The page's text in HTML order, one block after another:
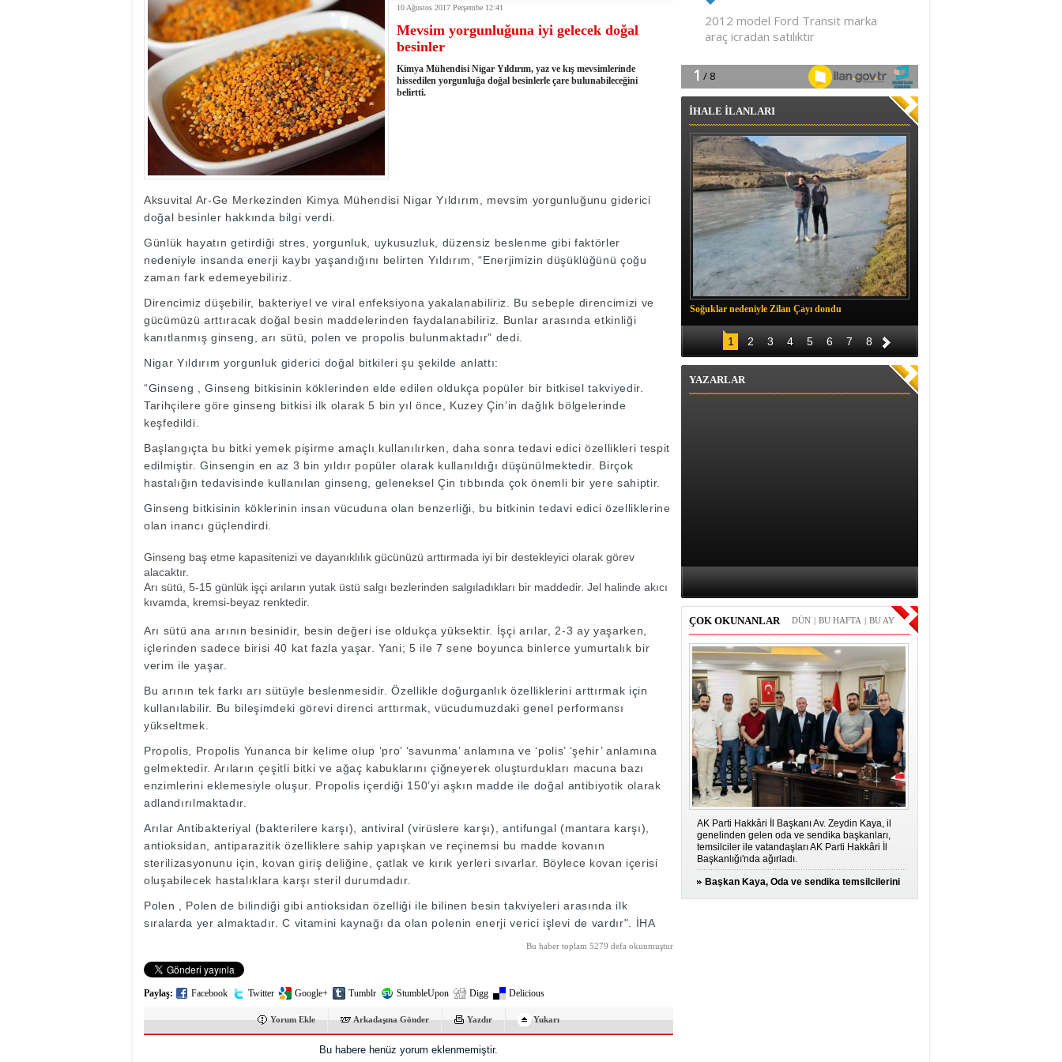
17:35 - Hakkari'ye Raftingde Çifte Gurur
- Dağcı Yüksel Işık'ın izini köylüler buldu
17:30- Hayvanlar Şarbona karşı aşılanıyor
17:27- Hakkari'de yaz ortasında kış manzarası
19:22- Cennet-Cehennem Vadisi'nde tarihi güreş finali
19:19- CHP Hakkari ve 26 il başkanını görevden aldı
19:17- Cennet Cehennem Vadisi'nde şampiyonluk mücadelesi start aldı
19:13- Bakan Yardımcısı Çelik, Aşiret Lideri Keskin'i ziyaret etti
19:10- Hakkari'de 503 kilogram Esrar ele geçirildi
19:08
- Bakan Yardımcısı Ali Çelik Hakkari’de sevgi seli
10 Ağustos 2017 Perşembe 12:41
Mevsim yorgunluğuna iyi gelecek doğal
besinler
Kimya Mühendisi Nigar Yıldırım, yaz ve kış mevsimlerinde
hissedilen yorgunluğa doğal besinlerle çare bulunabileceğini
belirtti.
Aksuvital Ar-Ge Merkezinden Kimya Mühendisi Nigar Yıldırım, mevsim yorgunluğunu giderici
doğal besinler hakkında bilgi verdi.
Günlük hayatın getirdiği stres, yorgunluk, uykusuzluk, düzensiz beslenme gibi faktörler
nedeniyle insanda enerji kaybı yaşandığını belirten Yıldırım, “Enerjimizin düşüklüğünü çoğu
zaman fark edemeyebiliriz.
Direncimiz düşebilir, bakteriyel ve viral enfeksiyona yakalanabiliriz. Bu sebeple direncimizi ve
gücümüzü arttıracak doğal besin maddelerinden faydalanabiliriz. Bunlar arasında etkinliği
kanıtlanmış ginseng, arı sütü, polen ve propolis bulunmaktadır” dedi.
Nigar Yıldırım yorgunluk giderici doğal bitkileri şu şekilde anlattı:
“Ginseng , Ginseng bitkisinin köklerinden elde edilen oldukça popüler bir bitkisel takviyedir.
Tarihçilere göre ginseng bitkisi ilk olarak 5 bin yıl önce, Kuzey Çin’in dağlık bölgelerinde
keşfedildi.
Başlangıçta bu bitki yemek pişirme amaçlı kullanılırken, daha sonra tedavi edici özellikleri tespit
edilmiştir. Ginsengin en az 3 bin yıldır popüler olarak kullanıldığı düşünülmektedir. Birçok
hastalığın tedavisinde kullanılan ginseng, geleneksel Çin tıbbında çok önemli bir yere sahiptir.
Ginseng bitkisinin köklerinin insan vücuduna olan benzerliği, bu bitkinin tedavi edici özelliklerine
olan inancı güçlendirdi.
Ginseng baş etme kapasitenizi ve dayanıklılık gücünüzü arttırmada iyi bir destekleyici olarak görev
alacaktır.
Arı sütü, 5-15 günlük işçi arıların yutak üstü salgı bezlerinden salgıladıkları bir maddedir. Jel halinde akıcı
kıvamda, kremsi-beyaz renktedir.
Arı sütü ana arının besinidir, besin değeri ise oldukça yüksektir. İşçi arılar, 2-3 ay yaşarken,
içlerinden sadece birisi 40 kat fazla yaşar. Yani; 5 ile 7 sene boyunca binlerce yumurtalık bir
verim ile yaşar.
Bu arının tek farkı arı sütüyle beslenmesidir. Özellikle doğurganlık özelliklerini arttırmak için
kullanılabilir. Bu bileşimdeki görevi direnci arttırmak, vücudumuzdaki genel performansı
yükseltmek.
Propolis, Propolis Yunanca bir kelime olup ‘pro’ ‘savunma’ anlamına ve ‘polis’ ‘şehir’ anlamına
gelmektedir. Arıların çeşitli bitki ve ağaç kabuklarını çiğneyerek oluşturdukları macuna bazı
enzimlerini eklemesiyle oluşur. Propolis içerdiği 150’yi aşkın madde ile doğal antibiyotik olarak
adlandırılmaktadır.
Arılar Antibakteriyal (bakterilere karşı), antiviral (virüslere karşı), antifungal (mantara karşı),
antioksidan, antiparazitik özelliklere sahip yapışkan ve reçinemsi bu madde kovanın
sterilizasyonunu için, kovan giriş deliğine, çatlak ve kırık yerleri sıvarlar. Böylece kovan içerisi
oluşabilecek hastalıklara karşı steril durumdadır.
Polen , Polen de bilindiği gibi antioksidan özelliği ile bilinen besin takviyeleri arasında ilk
sıralarda yer almaktadır. C vitamini kaynağı da olan polenin enerji verici işlevi de vardır". İHA
Bu haber toplam 5279 defa okunmuştur
Paylaş: Facebook Twitter Google+ Tumblr StumbleUpon Digg Delicious
Yorum Ekle Arkadaşına Gönder Yazdır Yukarı
Bu habere henüz yorum eklenmemiştir.
İHALE İLANLARI
Soğuklar nedeniyle Zilan Çayı dondu
1 2 3 4 5 6 7 8
YAZARLAR
ÇOK OKUNANLAR BU AY
|
BU HAFTA
|
DÜN
AK Parti Hakkâri İl Başkanı Av. Zeydin Kaya, il
genelinden gelen oda ve sendika başkanları,
temsilciler ile vatandaşları AK Parti Hakkâri İl
Başkanlığı'nda ağırladı.
Başkan Kaya, Oda ve sendika temsilcilerini
ağırladı